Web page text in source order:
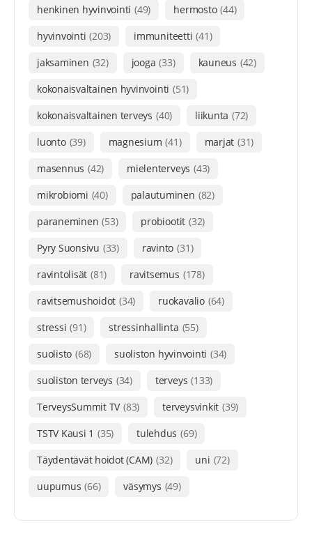
henkinen hyvinvointi (49) hermosto (44)
hyvinvointi (203) immuniteetti (41)
jaksaminen (32) jooga (33) kauneus (42)
kokonaisvaltainen hyvinvointi (51)
kokonaisvaltainen terveys (40) liikunta (72)
luonto (39) magnesium (41) marjat (31)
masennus (42) mielenterveys (43)
mikrobiomi (40) palautuminen (82)
paraneminen (53) probiootit (32)
Pyry Suonsivu (33) ravinto (31)
ravintolisät (81) ravitsemus (178)
ravitsemushoidot (34) ruokavalio (64)
stressi (91) stressinhallinta (55)
suolisto (68) suoliston hyvinvointi (34)
suoliston terveys (34) terveys (133)
TerveysSummit TV (83) terveysvinkit (39)
TSTV Kausi 1 (35) tulehdus (69)
Täydentävät hoidot (CAM) (32) uni (72)
uupumus (66) väsymys (49)